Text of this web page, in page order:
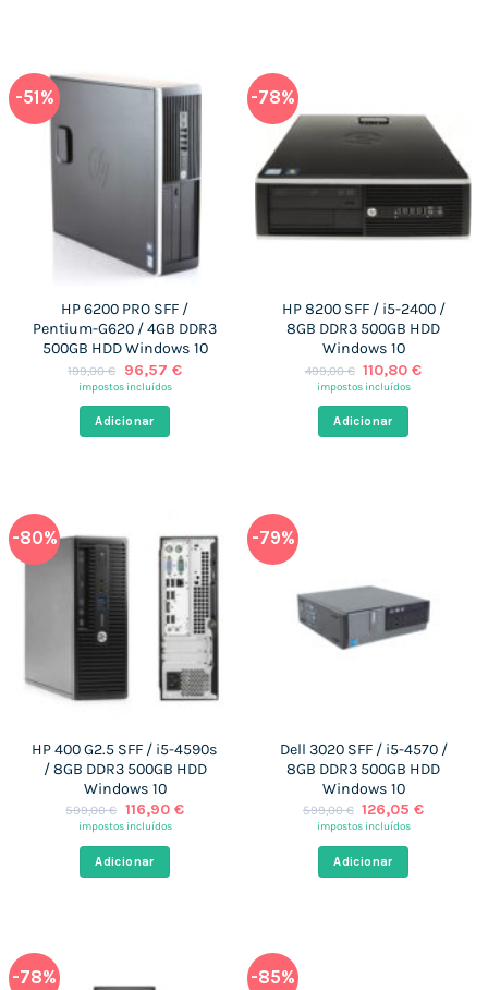
-51%
HP 6200 PRO SFF /
Pentium-G620 / 4GB DDR3
500GB HDD Windows 10
199,00€
O
preço
era:
199,00 €.
96,57 €O
impostos incluídos
Adicionar
-78%
HP 8200 SFF / i5-2400 /
8GB DDR3 500GB HDD
Windows 10
499,00€ O
preço
era:
499,00 €.
110,80€O
impostos incluídos
Adicionar
-80%
HP 400 G2.5 SFF / i5-4590s
/ 8GB DDR3 500GB HDD
Windows 10
599,00€ O
preço
era:
599,00 €.
116,90 €O
impostos incluídos
Adicionar
-79%
Dell 3020 SFF / i5-4570 /
8GB DDR3 500GB HDD
Windows 10
599,00€ O
preço
era:
599,00 €.
126,05€O
impostos incluídos
Adicionar
-78% -85%